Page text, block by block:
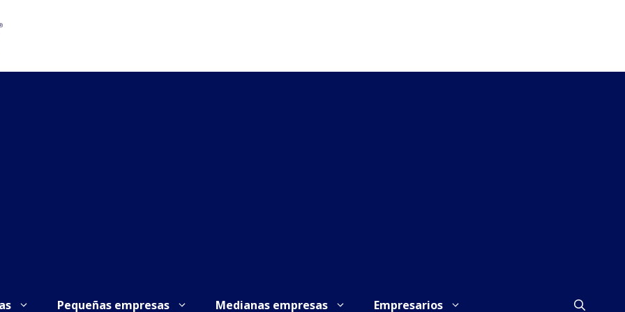
Pequeñas empresas Medianas empresas Empresarios